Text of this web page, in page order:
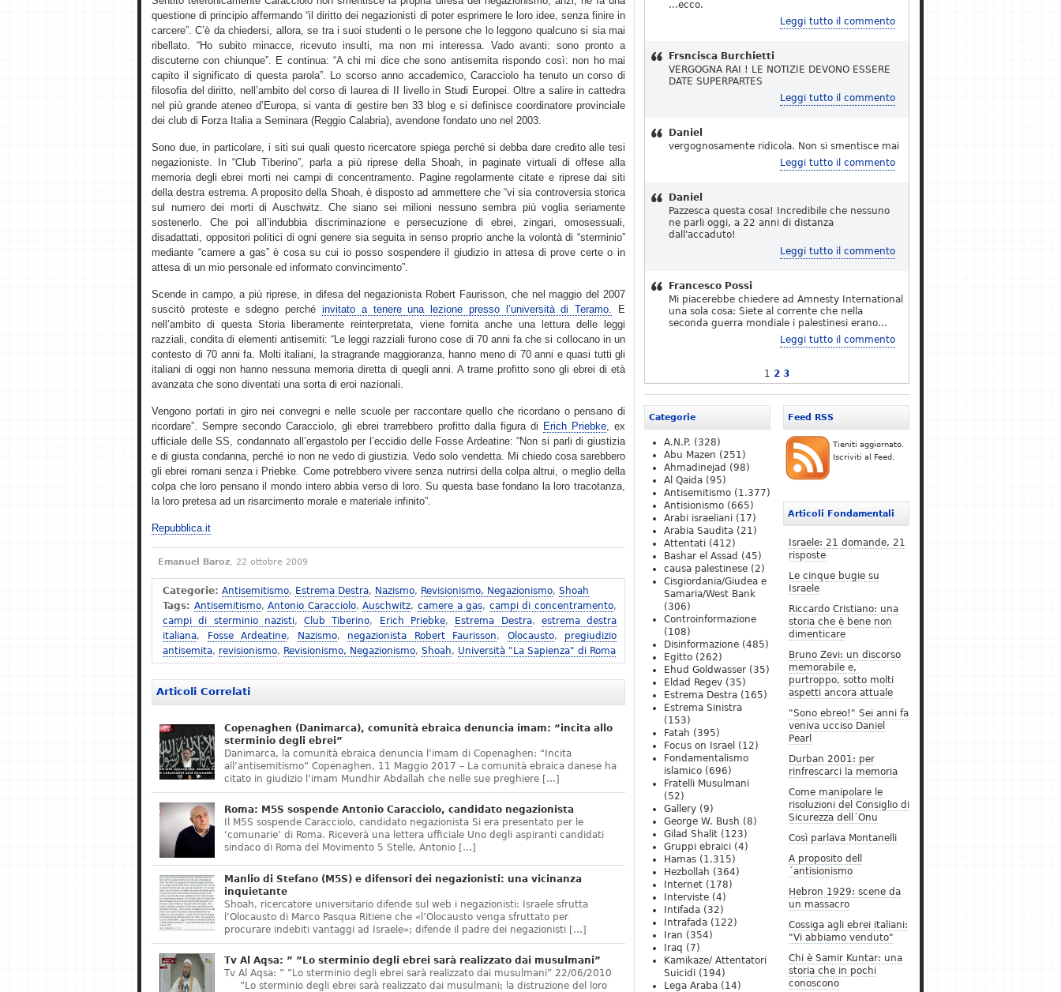
questione di principio affermando “il diritto dei negazionisti di poter esprimere le loro idee, senza finire in
carcere”. C’è da chiedersi, allora, se tra i suoi studenti o le persone che lo leggono qualcuno si sia mai
ribellato. “Ho subito minacce, ricevuto insulti, ma non mi interessa. Vado avanti: sono pronto a
discuterne con chiunque”. E continua: “A chi mi dice che sono antisemita rispondo così: non ho mai
capito il significato di questa parola”. Lo scorso anno accademico, Caracciolo ha tenuto un corso di
filosofia del diritto, nell’ambito del corso di laurea di II livello in Studi Europei. Oltre a salire in cattedra
nel più grande ateneo d’Europa, si vanta di gestire ben 33 blog e si definisce coordinatore provinciale
dei club di Forza Italia a Seminara (Reggio Calabria), avendone fondato uno nel 2003.
Sono due, in particolare, i siti sui quali questo ricercatore spiega perché si debba dare credito alle tesi
negazioniste. In “Club Tiberino”, parla a più riprese della Shoah, in paginate virtuali di offese alla
memoria degli ebrei morti nei campi di concentramento. Pagine regolarmente citate e riprese dai siti
della destra estrema. A proposito della Shoah, è disposto ad ammettere che “vi sia controversia storica
sul numero dei morti di Auschwitz. Che siano sei milioni nessuno sembra più voglia seriamente
sostenerlo. Che poi all’indubbia discriminazione e persecuzione di ebrei, zingari, omosessuali,
disadattati, oppositori politici di ogni genere sia seguita in senso proprio anche la volontà di “sterminio”
mediante “camere a gas” è cosa su cui io posso sospendere il giudizio in attesa di prove certe o in
attesa di un mio personale ed informato convincimento”.
Scende in campo, a più riprese, in difesa del negazionista Robert Faurisson, che nel maggio del 2007
suscitò proteste e sdegno perché invitato a tenere una lezione presso l’università di Teramo. E
nell’ambito di questa Storia liberamente reinterpretata, viene fornita anche una lettura delle leggi
razziali, condita di elementi antisemiti: “Le leggi razziali furono cose di 70 anni fa che si collocano in un
contesto di 70 anni fa. Molti italiani, la stragrande maggioranza, hanno meno di 70 anni e quasi tutti gli
italiani di oggi non hanno nessuna memoria diretta di quegli anni. A trarne profitto sono gli ebrei di età
avanzata che sono diventati una sorta di eroi nazionali.
Vengono portati in giro nei convegni e nelle scuole per raccontare quello che ricordano o pensano di
ricordare”. Sempre secondo Caracciolo, gli ebrei trarrebbero profitto dalla figura di Erich Priebke, ex
ufficiale delle SS, condannato all’ergastolo per l’eccidio delle Fosse Ardeatine: “Non si parli di giustizia
e di giusta condanna, perché io non ne vedo di giustizia. Vedo solo vendetta. Mi chiedo cosa sarebbero
gli ebrei romani senza i Priebke. Come potrebbero vivere senza nutrirsi della colpa altrui, o meglio della
colpa che loro pensano il mondo intero abbia verso di loro. Su questa base fondano la loro tracotanza,
la loro pretesa ad un risarcimento morale e materiale infinito”.
Repubblica.it
Emanuel Baroz, 22 ottobre 2009
Categorie: Antisemitismo, Estrema Destra, Nazismo, Revisionismo, Negazionismo, Shoah
Tags: Antisemitismo,Antonio Caracciolo,Auschwitz,camere a gas, campi di concentramento,
campi di sterminio nazisti,Club Tiberino, Erich Priebke, Estrema Destra, estrema destra
italiana, Fosse Ardeatine, Nazismo, negazionista Robert Faurisson, Olocausto, pregiudizio
antisemita, revisionismo, Revisionismo, Negazionismo, Shoah, Università "La Sapienza" di Roma
Articoli Correlati
Copenaghen (Danimarca), comunità ebraica denuncia imam: “incita allo
sterminio degli ebrei”
Danimarca, la comunità ebraica denuncia l’imam di Copenaghen: “Incita
all’antisemitismo” Copenaghen, 11 Maggio 2017 – La comunità ebraica danese ha
citato in giudizio l’imam Mundhir Abdallah che nelle sue preghiere […]
Roma: M5S sospende Antonio Caracciolo, candidato negazionista
Il M5S sospende Caracciolo, candidato negazionista Si era presentato per le
‘comunarie’ di Roma. Riceverà una lettera ufficiale Uno degli aspiranti candidati
sindaco di Roma del Movimento 5 Stelle, Antonio […]
Manlio di Stefano (M5S) e difensori dei negazionisti: una vicinanza
inquietante
Shoah, ricercatore universitario difende sul web i negazionisti: Israele sfrutta
l’Olocausto di Marco Pasqua Ritiene che «l’Olocausto venga sfruttato per
procurare indebiti vantaggi ad Israele»; difende il padre dei negazionisti […]
Tv Al Aqsa: ” ”Lo sterminio degli ebrei sarà realizzato dai musulmani”
Tv Al Aqsa: ” ”Lo sterminio degli ebrei sarà realizzato dai musulmani” 22/06/2010
”Lo sterminio degli ebrei sarà realizzato dai musulmani; la distruzione del loro
...ecco.
Leggi tutto il commento
Frsncisca Burchietti
VERGOGNA RAI ! LE NOTIZIE DEVONO ESSERE
DATE SUPERPARTES
Leggi tutto il commento
Daniel
vergognosamente ridicola. Non si smentisce mai
Leggi tutto il commento
Daniel
Pazzesca questa cosa! Incredibile che nessuno
ne parli oggi, a 22 anni di distanza
dall'accaduto!
Leggi tutto il commento
Francesco Possi
Mi piacerebbe chiedere ad Amnesty International
una sola cosa: Siete al corrente che nella
seconda guerra mondiale i palestinesi erano…
Leggi tutto il commento
1 2 3
Feed RSS
Tieniti aggiornato.
Iscriviti al Feed.
Articoli Fondamentali
Israele: 21 domande, 21
risposte
Le cinque bugie su
Israele
Riccardo Cristiano: una
storia che è bene non
dimenticare
Bruno Zevi: un discorso
memorabile e,
purtroppo, sotto molti
aspetti ancora attuale
"Sono ebreo!" Sei anni fa
veniva ucciso Daniel
Pearl
Durban 2001: per
rinfrescarci la memoria
Come manipolare le
risoluzioni del Consiglio di
Sicurezza dell´Onu
Così parlava Montanelli
A proposito dell
´antisionismo
Hebron 1929: scene da
un massacro
Cossiga agli ebrei italiani:
"Vi abbiamo venduto"
Chi è Samir Kuntar: una
storia che in pochi
conoscono
Categorie
A.N.P. (328)
Abu Mazen (251)
Ahmadinejad (98)
Al Qaida (95)
Antisemitismo (1.377)
Antisionismo (665)
Arabi israeliani (17)
Arabia Saudita (21)
Attentati (412)
Bashar el Assad (45)
causa palestinese (2)
Cisgiordania/Giudea e
Samaria/West Bank
(306)
Controinformazione
(108)
Disinformazione (485)
Egitto (262)
Ehud Goldwasser (35)
Eldad Regev (35)
Estrema Destra (165)
Estrema Sinistra
(153)
Fatah (395)
Focus on Israel (12)
Fondamentalismo
islamico (696)
Fratelli Musulmani
(52)
Gallery (9)
George W. Bush (8)
Gilad Shalit (123)
Gruppi ebraici (4)
Hamas (1.315)
Hezbollah (364)
Internet (178)
Interviste (4)
Intifada (32)
Intrafada (122)
Iran (354)
Iraq (7)
Kamikaze/ Attentatori
Suicidi (194)
Lega Araba (14)